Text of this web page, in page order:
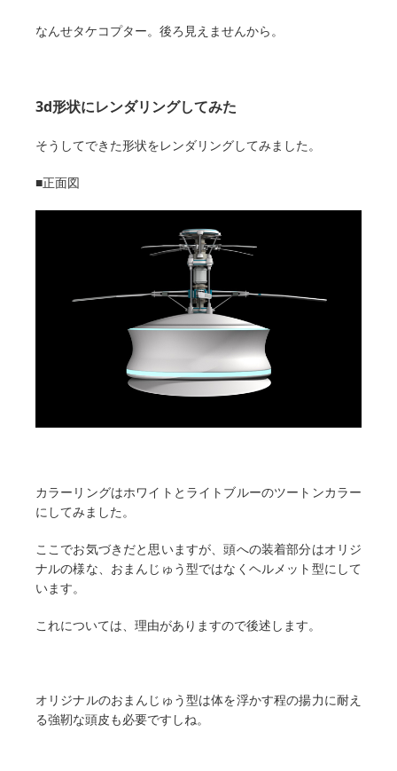
なんせタケコプター。後ろ見えませんから。
3d形状にレンダリングしてみた
そうしてできた形状をレンダリングしてみました。
■正面図
カラーリングはホワイトとライトブルーのツートンカラー
にしてみました。
ここでお気づきだと思いますが、頭への装着部分はオリジ
ナルの様な、おまんじゅう型ではなくヘルメット型にして
います。
これについては、理由がありますので後述します。
オリジナルのおまんじゅう型は体を浮かす程の揚力に耐え
る強靭な頭皮も必要ですしね。